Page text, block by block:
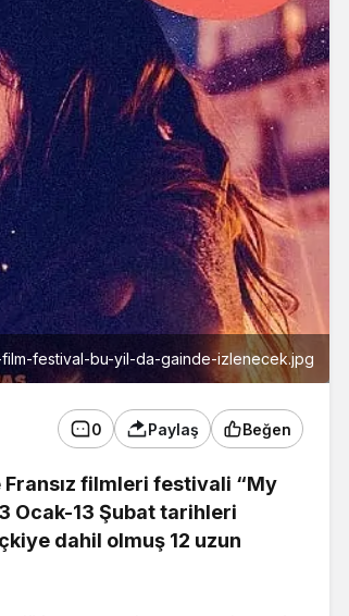
festival-bu-yil-da-gainde-izlenecek.jpg
0 Paylaş Beğen
Fransız filmleri festivali “My
Ocak-13 Şubat tarihleri
dahil olmuş 12 uzun